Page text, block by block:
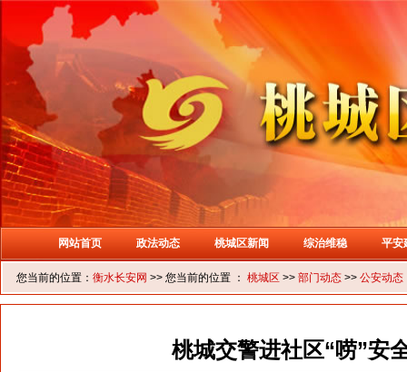
网站首页 政法动态 桃城区新闻 综治维稳 平安
您当前的位置： 衡水长安网 >> 您当前的位置 ： 桃城区 >> 部门动态 >> 公安动态
桃城交警进社区“唠”安